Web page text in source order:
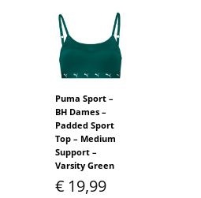
Puma Sport –
BH Dames –
Padded Sport
Top – Medium
Support –
Varsity Green
€ 19,99